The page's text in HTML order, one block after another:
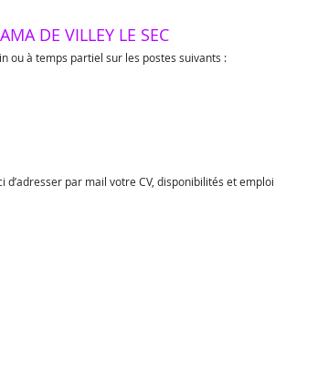
DE VILLEY LE SEC
ou à temps partiel sur les postes suivants :
par mail votre CV, disponibilités et emploi